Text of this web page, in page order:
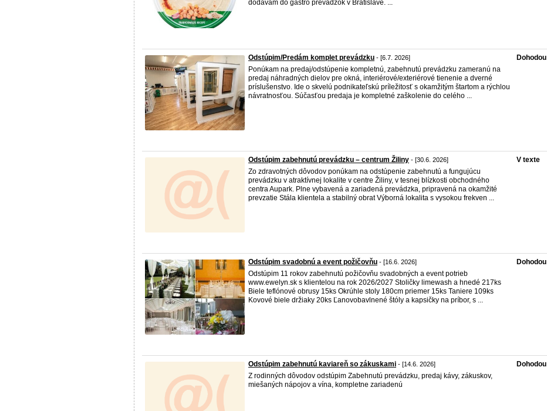
dodávam do gastro prevádzok v Bratislave. ...
Odstúpim/Predám komplet prevádzku - [6.7. 2026]
Ponúkam na predaj/odstúpenie kompletnú, zabehnutú prevádzku zameranú na
predaj náhradných dielov pre okná, interiérové/exteriérové tienenie a dverné
príslušenstvo. Ide o skvelú podnikateľskú príležitosť s okamžitým štartom a rýchlou
návratnosťou. Súčasťou predaja je kompletné zaškolenie do celého ...
Dohodou
Odstúpim zabehnutú prevádzku – centrum Žiliny - [30.6. 2026]
Zo zdravotných dôvodov ponúkam na odstúpenie zabehnutú a fungujúcu
prevádzku v atraktívnej lokalite v centre Žiliny, v tesnej blízkosti obchodného
centra Aupark. Plne vybavená a zariadená prevádzka, pripravená na okamžité
prevzatie Stála klientela a stabilný obrat Výborná lokalita s vysokou frekven ...
V texte
Odstúpim svadobnú a event požičovňu - [16.6. 2026]
Odstúpim 11 rokov zabehnutú požičovňu svadobných a event potrieb
www.ewelyn.sk s klientelou na rok 2026/2027 Stoličky limewash a hnedé 217ks
Biele teflónové obrusy 15ks Okrúhle stoly 180cm priemer 15ks Taniere 109ks
Kovové biele držiaky 20ks Ľanovobavlnené štóly a kapsičky na príbor, s ...
Dohodou
Odstúpim zabehnutú kaviareň so zákuskami - [14.6. 2026]
Z rodinných dôvodov odstúpim Zabehnutú prevádzku, predaj kávy, zákuskov,
miešaných nápojov a vína, kompletne zariadenú
Dohodou